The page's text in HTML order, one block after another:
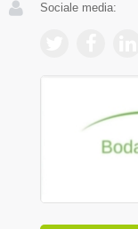
Sociale media: